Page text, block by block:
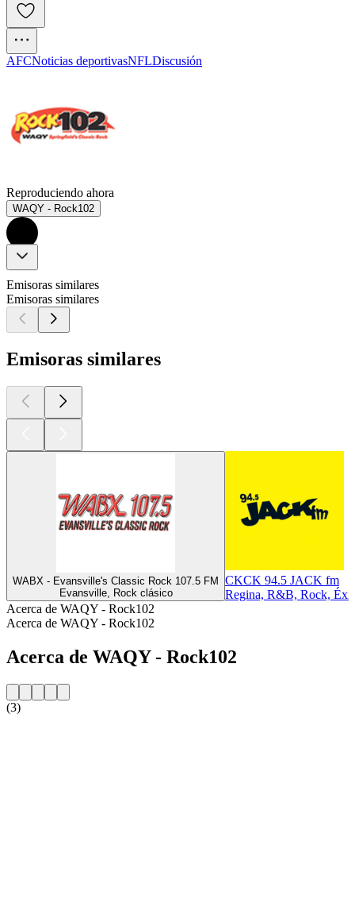
AFCNoticias deportivasNFLDiscusión
Reproduciendo ahora
WAQY - Rock102
Emisoras similares
Emisoras similares
Emisoras similares
WABX - Evansville's Classic Rock 107.5 FM
Evansville, Rock clásico
CKCK 94.5 JACK fm
Regina, R&B, Rock,
Acerca de WAQY - Rock102
Acerca de WAQY - Rock102
Acerca de WAQY - Rock102
(3)